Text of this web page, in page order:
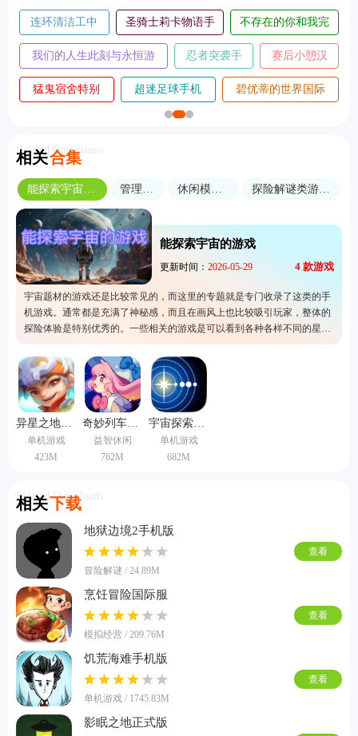
不存在的你和我完
整版
赛后小憩汉
化版
碧优蒂的世界国际
迷失岛4完整
版
我是小鱼儿手机
版
调律诗篇手机
版
落日山丘攻略完整
版
劫后公司手机
版
大侠立志传手机
相关合集
Related Collections
休闲模拟经营
能探索宇宙的游戏
更新时间： 2026-05-29 4 款游戏
宇宙题材的游戏还是比较常见的，而这里的专题就是专门收录了这类的手
机游戏。通常都是充满了神秘感，而且在画风上也比较吸引玩家，整体的
探险体验是特别优秀的。一些相关的游戏是可以看到各种各样不同的星球
场景，地图也会非常广阔。有兴趣的话就可以直接在这里进行下载哦，毕
竟总有一款是适合自己的。
单机游戏
423M
益智休闲
762M
单机游戏
682M
相关下载
Related Downloads
地狱边境2手机版
冒险解谜 / 24.89M
查看
烹饪冒险国际服
模拟经营 / 209.76M
查看
饥荒海难手机版
单机游戏 / 1745.83M
查看
影眠之地正式版